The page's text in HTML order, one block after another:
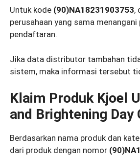
Untuk kode (90)NA18231903753,
perusahaan yang sama
pendaftaran.
Jika data distributor tambahan
sistem, maka informasi tersebut
Klaim Produk Kjoel
and Brightening Day
Berdasarkan nama produk dan
dari produk dengan nomor